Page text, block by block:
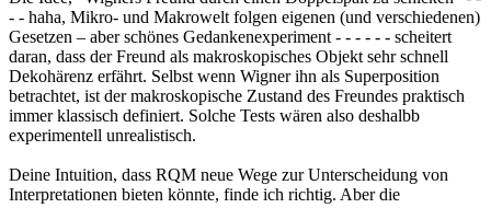
- - haha, Mikro- und Makrowelt folgen eigenen (und verschiedenen)
Gesetzen – aber schönes Gedankenexperiment - - - - - - scheitert
daran, dass der Freund als makroskopisches Objekt sehr schnell
Dekohärenz erfährt. Selbst wenn Wigner ihn als Superposition
betrachtet, ist der makroskopische Zustand des Freundes praktisch
immer klassisch definiert. Solche Tests wären also deshalbb
experimentell unrealistisch.
Deine Intuition, dass RQM neue Wege zur Unterscheidung von
Interpretationen bieten könnte, finde ich richtig. Aber die